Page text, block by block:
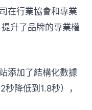
在行業協會和專業
升了品牌的專業權
添加了結構化數據
降低到1.8秒），